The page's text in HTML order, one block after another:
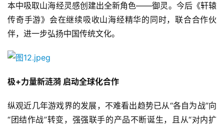
本中吸取山海经灵感创建出全新角色——御灵。今后《轩辕
传奇手游》会在继续吸收山海经精华的同时，联合合作伙
伴，进一步弘扬中国传统文化。
极+力量新涟漪 启动全球化合作
纵观近几年游戏界的发展，不难看出趋势已从“各自为战”向
“团结作战”转变，强强联手的产品不断诞生，且从“对内扩